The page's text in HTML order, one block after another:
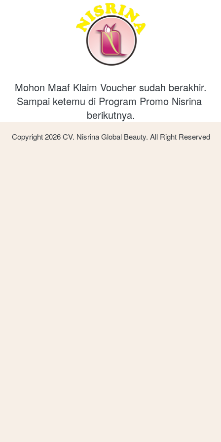
Mohon Maaf Klaim Voucher sudah berakhir.
Sampai ketemu di Program Promo Nisrina
berikutnya.
Copyright 2026 CV. Nisrina Global Beauty. All Right Reserved